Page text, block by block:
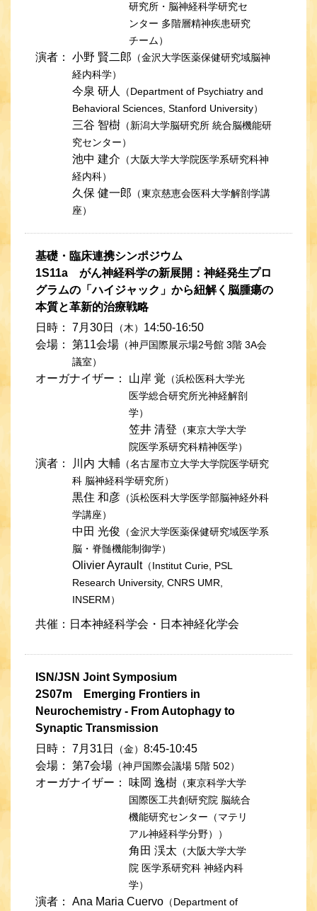
研究所・脳神経科学研究セ
ンター 多階層精神疾患研究
チーム）
演者： 小野 賢二郎 （金沢大学医薬保健研究域脳神
経内科学）
今泉 研人
（Department of Psychiatry and
Behavioral Sciences, Stanford University）
三谷 智樹 （新潟大学脳研究所 統合脳機能研
究センター）
池中 建介 （大阪大学大学院医学系研究科神
経内科）
久保 健一郎 （東京慈恵会医科大学解剖学講
座）
基礎・臨床連携シンポジウム
1S11a がん神経科学の新展開：神経発生プロ
グラムの「ハイジャック」から紐解く脳腫瘍の
本質と革新的治療戦略
日時：
7月30日 （木） 14:50-16:50
会場：
第11会場 （神戸国際展示場2号館 3階 3A会
議室）
オーガナイザー： 山岸 覚 （浜松医科大学光
医学総合研究所光神経解剖
学）
笠井 清登 （東京大学大学
院医学系研究科精神医学）
演者： 川内 大輔 （名古屋市立大学大学院医学研究
科 脳神経科学研究所）
黒住 和彦 （浜松医科大学医学部脳神経外科
学講座）
中田 光俊 （金沢大学医薬保健研究域医学系
脳・脊髄機能制御学）
Olivier Ayrault（Institut Curie, PSL
Research University, CNRS UMR,
INSERM）
共催：日本神経科学会・日本神経化学会
ISN/JSN Joint Symposium
2S07m Emerging Frontiers in
Neurochemistry - From Autophagy to
Synaptic Transmission
日時：
7月31日 （金） 8:45-10:45
会場：
第7会場 （神戸国際会議場 5階 502）
オーガナイザー： 味岡 逸樹 （東京科学大学
国際医工共創研究院 脳統合
機能研究センター（マテリ
アル神経科学分野））
角田 渓太 （大阪大学大学
院 医学系研究科 神経内科
学）
演者： Ana Maria Cuervo （Department of